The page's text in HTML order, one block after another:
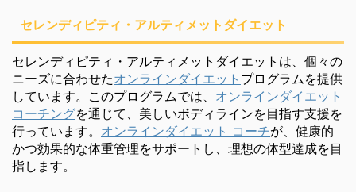
セレンディピティ・アルティメットダイエット
セレンディピティ・アルティメットダイエットは、個々の
ニーズに合わせたオンラインダイエット プログラムを提供
しています。このプログラムでは、 オンラインダイエット
コーチングを通じて、美しいボディラインを目指す支援を
行っています。 オンラインダイエット コーチが、健康的
かつ効果的な体重管理をサポートし、理想の体型達成を目
指します。